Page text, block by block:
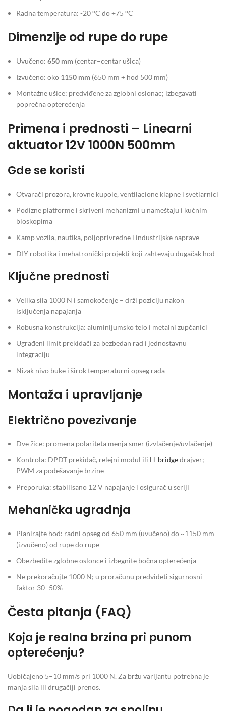
Radna temperatura: -20 °C do +75 °C
Dimenzije od rupe do rupe
Uvučeno: 650 mm (centar–centar ušica)
Izvučeno: oko 1150 mm (650 mm + hod 500 mm)
Montažne ušice: predviđene za zglobni oslonac; izbegavati
poprečna opterećenja
Primena i prednosti – Linearni
aktuator 12V 1000N 500mm
Gde se koristi
Otvarači prozora, krovne kupole, ventilacione klapne i svetlarnici
Podizne platforme i skriveni mehanizmi u nameštaju i kućnim
bioskopima
Kamp vozila, nautika, poljoprivredne i industrijske naprave
DIY robotika i mehatronički projekti koji zahtevaju dugačak hod
Ključne prednosti
Velika sila 1000 N i samokočenje – drži poziciju nakon
isključenja napajanja
Robusna konstrukcija: aluminijumsko telo i metalni zupčanici
Ugrađeni limit prekidači za bezbedan rad i jednostavnu
integraciju
Nizak nivo buke i širok temperaturni opseg rada
Montaža i upravljanje
Električno povezivanje
Dve žice: promena polariteta menja smer (izvlačenje/uvlačenje)
Kontrola: DPDT prekidač, relejni modul ili H-bridgedrajver;
PWM za podešavanje brzine
Preporuka: stabilisano 12 V napajanje i osigurač u seriji
Mehanička ugradnja
Planirajte hod: radni opseg od 650 mm (uvučeno) do ~1150 mm
(izvučeno) od rupe do rupe
Obezbedite zglobne oslonce i izbegnite bočna opterećenja
Ne prekoračujte 1000 N; u proračunu predvideti sigurnosni
faktor 30–50%
Česta pitanja (FAQ)
Koja je realna brzina pri punom
opterećenju?
Uobičajeno 5–10 mm/s pri 1000 N. Za bržu varijantu potrebna je
manja sila ili drugačiji prenos.